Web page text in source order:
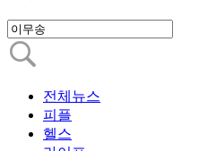
전체뉴스
피플
헬스